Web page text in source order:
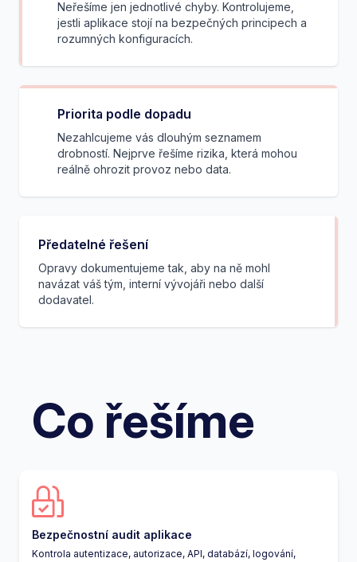
Neřešíme jen jednotlivé chyby. Kontrolujeme,
jestli aplikace stojí na bezpečných principech a
rozumných konfiguracích.
Priorita podle dopadu
Nezahlcujeme vás dlouhým seznamem
drobností. Nejprve řešíme rizika, která mohou
reálně ohrozit provoz nebo data.
Předatelné řešení
Opravy dokumentujeme tak, aby na ně mohl
navázat váš tým, interní vývojáři nebo další
dodavatel.
Co řešíme
Bezpečnostní audit aplikace
Kontrola autentizace, autorizace, API, databází, logování,